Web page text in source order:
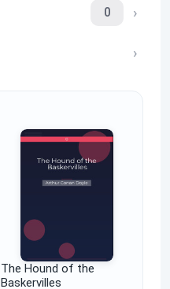
0
The Hound of the
Baskervilles